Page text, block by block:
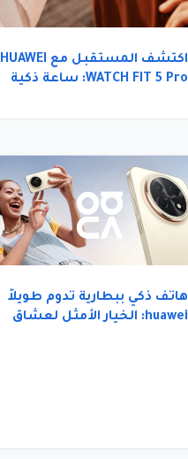
اكتشف المستقبل مع HUAWEI
WATCH FIT 5 Pro: ساعة ذكية
هاتف ذكي ببطارية تدوم طويلاً
huawei: الخيار الأمثل لعشاق